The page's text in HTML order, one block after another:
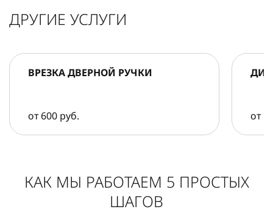
ДРУГИЕ УСЛУГИ
ВРЕЗКА ДВЕРНОЙ РУЧКИ
от 600 руб. от
КАК МЫ РАБОТАЕМ 5 ПРОСТЫХ
ШАГОВ